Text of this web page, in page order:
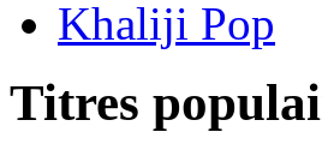
Khaliji Pop
Titres